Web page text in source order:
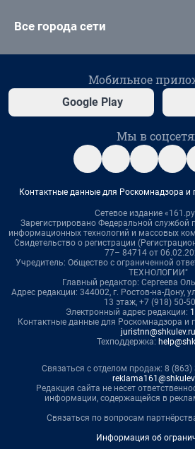
Все города сети
Мобильное
Google Play
Мы в
Контактные данные для Роскомнадзора и
Сетевое издание
Зарегистрировано Федеральной службой
информационных технологий и массовых
Свидетельство о регистрации
77– 84714 от
Учредитель: Общество с ограниченной
ТЕХНОЛОГИИ"
Главный редактор: Сергеева
Адрес редакции: 344002, г. Ростов-на-Дону,
13 этаж, +7 (918) 50-
Электронный адрес редакции:
Контактные данные для Роскомнадзора и
juristnn@shkulev.ru
Техподдержка:
Связаться с отделом продаж: 8 (863)
Редакция сайта не несет
информации, содержащейся в
Связаться по вопросам
Информация об